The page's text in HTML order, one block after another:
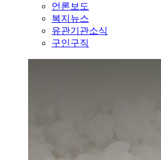
언론보도
복지뉴스
유관기관소식
구인구직